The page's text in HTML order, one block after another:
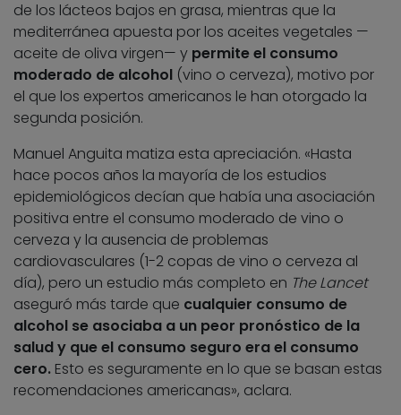
de los lácteos bajos en grasa, mientras que la
mediterránea apuesta por los aceites vegetales —
aceite de oliva virgen— y permite el consumo
moderado de alcohol (vino o cerveza), motivo por
el que los expertos americanos le han otorgado la
segunda posición.
Manuel Anguita matiza esta apreciación. «Hasta
hace pocos años la mayoría de los estudios
epidemiológicos decían que había una asociación
positiva entre el consumo moderado de vino o
cerveza y la ausencia de problemas
cardiovasculares (1-2 copas de vino o cerveza al
día), pero un estudio más completo en The Lancet
aseguró más tarde que cualquier consumo de
alcohol se asociaba a un peor pronóstico de la
salud y que el consumo seguro era el consumo
cero. Esto es seguramente en lo que se basan estas
recomendaciones americanas», aclara.